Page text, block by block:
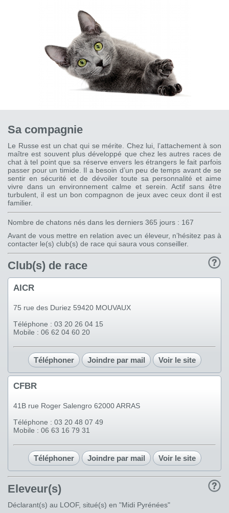
Sa compagnie
Le Russe est un chat qui se mérite. Chez lui, l’attachement à son
maître est souvent plus développé que chez les autres races de
chat à tel point que sa réserve envers les étrangers le fait parfois
passer pour un timide. Il a besoin d’un peu de temps avant de se
sentir en sécurité et de dévoiler toute sa personnalité et aime
vivre dans un environnement calme et serein. Actif sans être
turbulent, il est un bon compagnon de jeux avec ceux dont il est
familier.
Nombre de chatons nés dans les derniers 365 jours : 167
Avant de vous mettre en relation avec un éleveur, n’hésitez pas à
contacter le(s) club(s) de race qui saura vous conseiller.
Club(s) de race
AICR
75 rue des Duriez 59420 MOUVAUX
Téléphone : 03 20 26 04 15
Mobile : 06 62 04 60 20
Téléphoner Joindre par mail Voir le site
CFBR
41B rue Roger Salengro 62000 ARRAS
Téléphone : 03 20 48 07 49
Mobile : 06 63 16 79 31
Téléphoner Joindre par mail Voir le site
Eleveur(s)
Déclarant(s) au LOOF, situé(s) en "Midi Pyrénées"